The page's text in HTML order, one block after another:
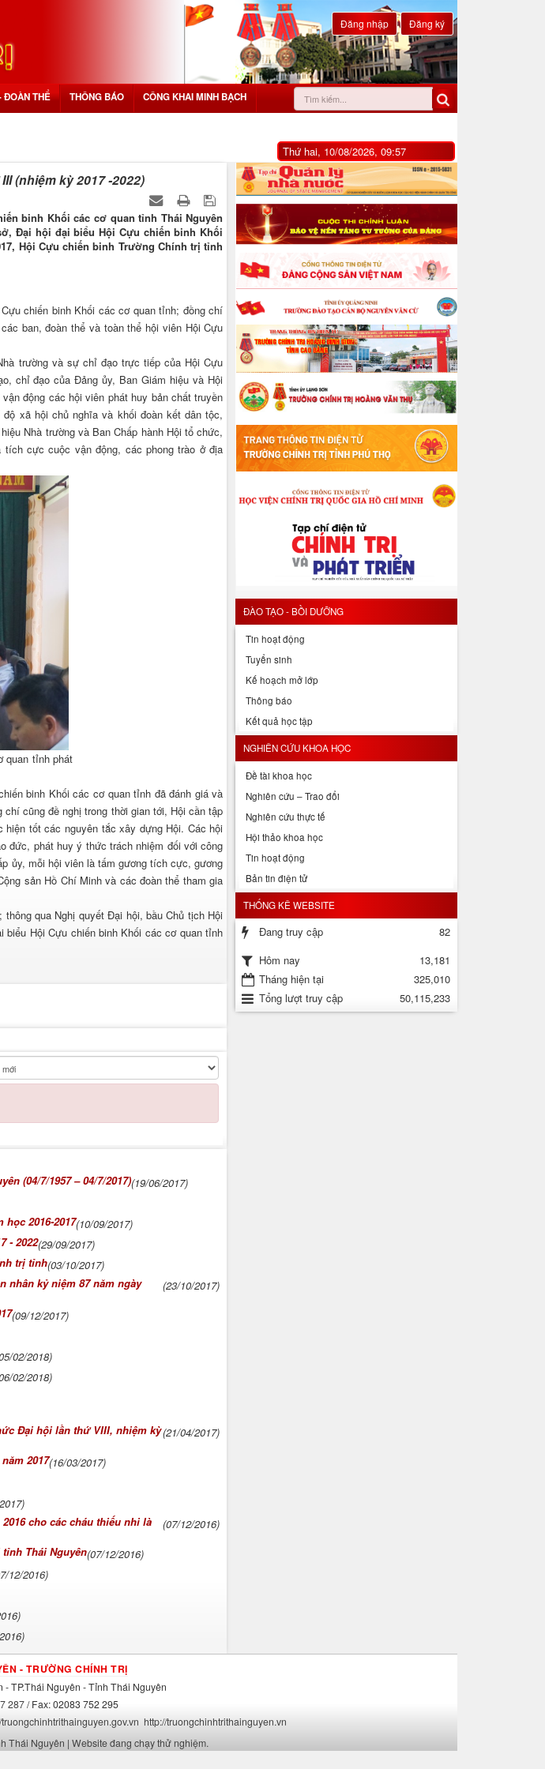
Đăng nhập Đăng ký
ĐOÀN THỂ THÔNG BÁO CÔNG KHAI MINH BẠCH
Thứ hai, 10/08/2026, 09:57
(nhiệm kỳ 2017 -2022)
binh Khối các cơ quan tỉnh Thái Nguyên
Đại hội đại biểu Hội Cựu chiến binh Khối
Hội Cựu chiến binh Trường Chính trị tỉnh
chiến binh Khối các cơ quan tỉnh; đồng chí
ban, đoàn thể và toàn thể hội viên Hội Cựu
trường và sự chỉ đạo trực tiếp của Hội Cựu
chỉ đạo của Đảng ủy, Ban Giám hiệu và Hội
động các hội viên phát huy bản chất truyền
xã hội chủ nghĩa và khối đoàn kết dân tộc,
Nhà trường và Ban Chấp hành Hội tổ chức,
cực cuộc vận động, các phong trào ở địa
quan tỉnh phát
binh Khối các cơ quan tỉnh đã đánh giá và
cũng đề nghị trong thời gian tới, Hội cần tập
tốt các nguyên tắc xây dựng Hội. Các hội
đức, phát huy ý thức trách nhiệm đối với công
ủy, mỗi hội viên là tấm gương tích cực, gương
sản Hồ Chí Minh và các đoàn thể tham gia
qua Nghị quyết Đại hội, bầu Chủ tịch Hội
Hội Cựu chiến binh Khối các cơ quan tỉnh
(04/7/1957 – 04/7/2017)(19/06/2017)
2016-2017(10/09/2017)
- 2022(29/09/2017)
trị tỉnh(03/10/2017)
nhân kỷ niệm 87 năm ngày
(23/10/2017)
(09/12/2017)
02/2018)
02/2018)
Đại hội lần thứ VIII, nhiệm kỳ(21/04/2017)
2017(16/03/2017)
cho các cháu thiếu nhi là
(07/12/2016)
Thái Nguyên(07/12/2016)
12/2016)
ĐÀO TẠO - BỒI DƯỠNG
Tin hoạt động
Tuyển sinh
Kế hoạch mở lớp
Thông báo
Kết quả học tập
NGHIÊN CỨU KHOA HỌC
Đề tài khoa học
Nghiên cứu – Trao đổi
Nghiên cứu thực tế
Hội thảo khoa học
Tin hoạt động
Bản tin điện tử
THỐNG KÊ WEBSITE
Đang truy cập
82
Hôm nay
13,181
Tháng hiện tại
325,010
Tổng lượt truy cập
50,115,233
- TRƯỜNG CHÍNH TRỊ
TP.Thái Nguyên - Tỉnh Thái Nguyên
287/ Fax:02083 752 295
truongchinhtrithainguyen.gov.vn http://truongchinhtrithainguyen.vn
Thái Nguyên | Website đang chạy thử nghiệm.